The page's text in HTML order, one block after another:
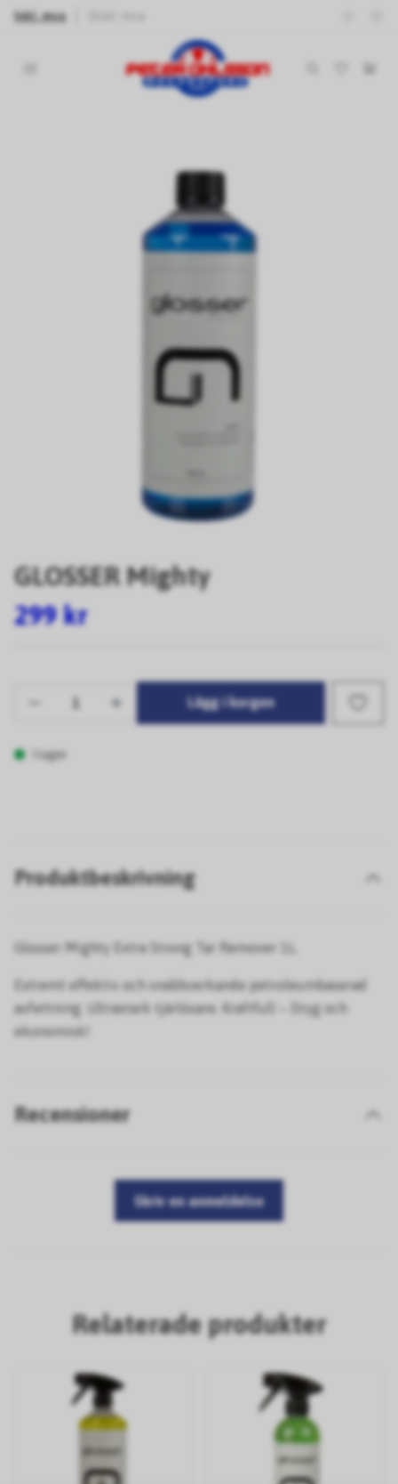
Inkl. mva
GLOSSER Mighty
299 kr
Lägg i korgen
I lager
Produktbeskrivning
Glosser Mighty Extra Strong Tar Remover 1L.
Extremt effektiv och snabbverkande petroleumbaserad
avfettning. Ultrastark tjärlösare. Kraftfull – Dryg och
ekonomisk!
Recensioner
Skriv en anmeldelse
Relaterade produkter